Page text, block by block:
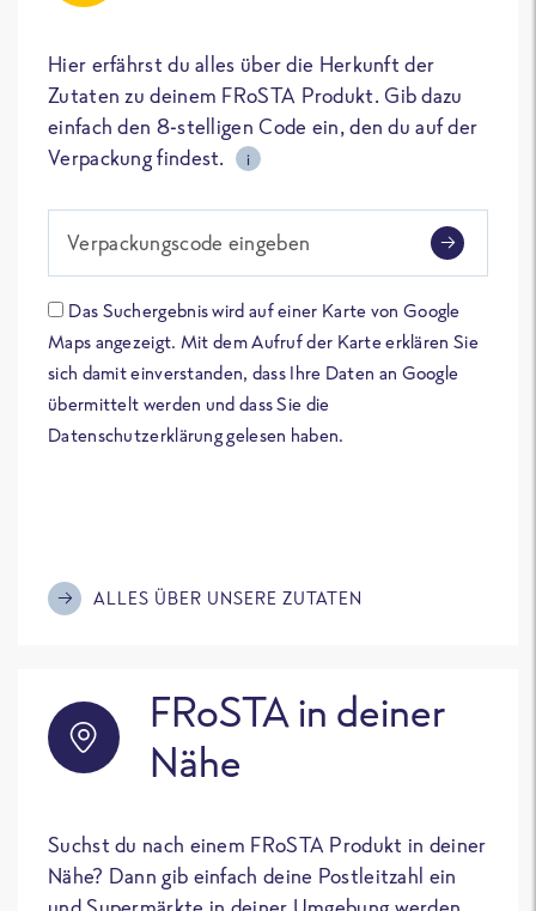
Hier erfährst du alles über die Herkunft der
Zutaten zu deinem FRoSTA Produkt. Gib dazu
einfach den 8-stelligen Code ein, den du auf der
Verpackung findest.
i
Verpackungscode eingeben
Das Suchergebnis wird auf einer Karte von Google
Maps angezeigt. Mit dem Aufruf der Karte erklären Sie
sich damit einverstanden, dass Ihre Daten an Google
übermittelt werden und dass Sie die
Datenschutzerklärung gelesen haben.
ALLES ÜBER UNSERE ZUTATEN
FRoSTA in deiner
Nähe
Suchst du nach einem FRoSTA Produkt in deiner
Nähe? Dann gib einfach deine Postleitzahl ein